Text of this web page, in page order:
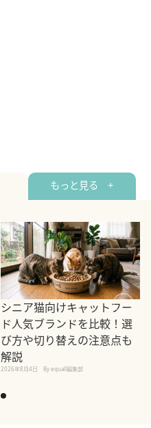
もっと見る +
シニア猫向けキャットフー
ド人気ブランドを比較！選
び方や切り替えの注意点も
解説
2026年8月4日 By equall編集部